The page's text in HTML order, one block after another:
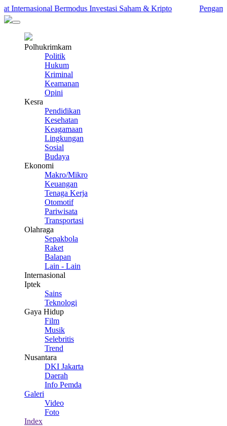
Bermodus Investasi Saham & Kripto Pengamat
Polhukrimkam
Politik
Hukum
Kriminal
Keamanan
Opini
Kesra
Pendidikan
Kesehatan
Keagamaan
Lingkungan
Sosial
Budaya
Ekonomi
Makro/Mikro
Keuangan
Tenaga Kerja
Otomotif
Pariwisata
Transportasi
Olahraga
Sepakbola
Raket
Balapan
Lain - Lain
Internasional
Iptek
Sains
Teknologi
Gaya Hidup
Film
Musik
Selebritis
Trend
Nusantara
DKI Jakarta
Daerah
Info Pemda
Galeri
Video
Foto
Index